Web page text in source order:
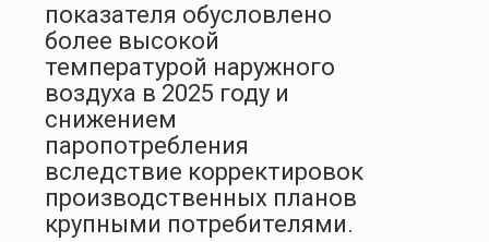
показателя обусловлено
более высокой
температурой наружного
воздуха в 2025 году и
снижением
паропотребления
вследствие корректировок
производственных планов
крупными потребителями.